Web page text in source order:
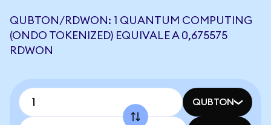
QUBTON/RDWON: 1 QUANTUM COMPUTING
(ONDO TOKENIZED) EQUIVALE A 0,675575
RDWON
QUBTON